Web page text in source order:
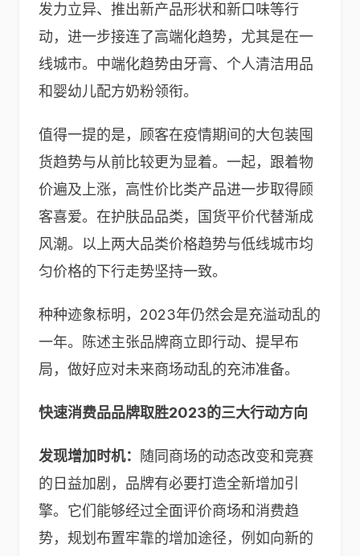
发力立异、推出新产品形状和新口味等行
动，进一步接连了高端化趋势，尤其是在一
线城市。中端化趋势由牙膏、个人清洁用品
和婴幼儿配方奶粉领衔。
值得一提的是，顾客在疫情期间的大包装囤
货趋势与从前比较更为显着。一起，跟着物
价遍及上涨，高性价比类产品进一步取得顾
客喜爱。在护肤品品类，国货平价代替渐成
风潮。以上两大品类价格趋势与低线城市均
匀价格的下行走势坚持一致。
种种迹象标明，2023年仍然会是充溢动乱的
一年。陈述主张品牌商立即行动、提早布
局，做好应对未来商场动乱的充沛准备。
快速消费品品牌取胜2023的三大行动方向
发现增加时机：
随同商场的动态改变和竞赛
的日益加剧，品牌有必要打造全新增加引
擎。它们能够经过全面评价商场和消费趋
势，规划布置牢靠的增加途径，例如向新的